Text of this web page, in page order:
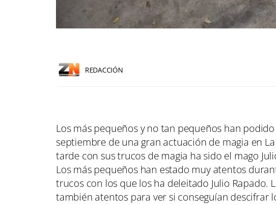
REDACCIÓN
Los más pequeños y no tan pequeños han
septiembre de una gran actuación de magia en
tarde con sus trucos de magia ha sido el mago
Los más pequeños han estado muy atentos
trucos con los que los ha deleitado Julio Rapado.
también atentos para ver si conseguían descifrar